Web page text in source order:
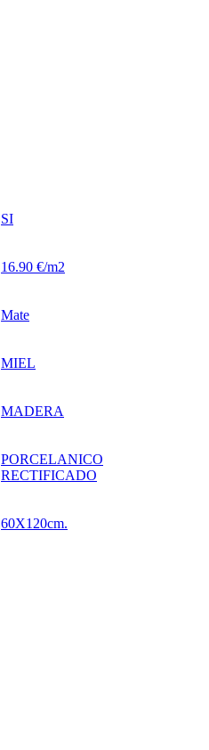
SI
16.90 €/m2
Mate
MIEL
MADERA
PORCELANICO
RECTIFICADO
60X120cm.